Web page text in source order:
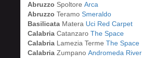
Abruzzo Spoltore Arca
Abruzzo Teramo Smeraldo
Basilicata Matera Uci Red Carpet
Calabria Catanzaro The Space
Calabria Lamezia Terme The Space
Calabria Zumpano Andromeda River